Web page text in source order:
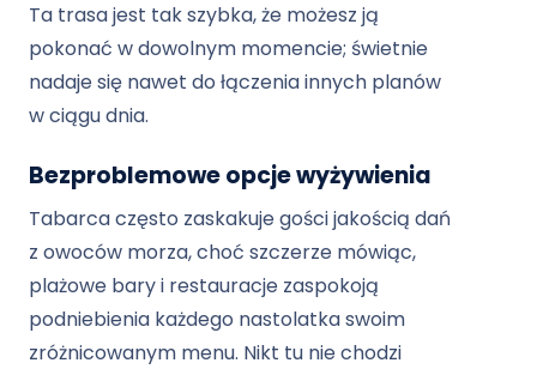
Ta trasa jest tak szybka, że ​​możesz ją
pokonać w dowolnym momencie; świetnie
nadaje się nawet do łączenia innych planów
w ciągu dnia.
Bezproblemowe opcje wyżywienia
Tabarca często zaskakuje gości jakością dań
z owoców morza, choć szczerze mówiąc,
plażowe bary i restauracje zaspokoją
podniebienia każdego nastolatka swoim
zróżnicowanym menu. Nikt tu nie chodzi